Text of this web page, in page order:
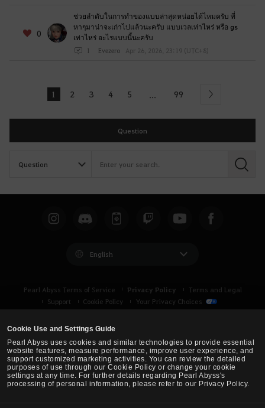
Cookie Use and Settings Guide
Pearl Abyss uses cookies and similar technologies to provide essential
website features, measure performance, improve user experience, and
support customized marketing activities. You can review the detailed
purposes of use through our Cookie Policy or change your cookie
settings at any time. For further details regarding Pearl Abyss's
processing of personal information, please refer to our Privacy Policy.
0
ช่วยลำดับในการทำของแบบล่าสุดหน่อยได้ไหมครับ ที่
หาๆมาน่าจะเก่าไปแล้วนะครับ แบบเวลเท่าไหร่ หรือ gs
เท่าไหร่ อะไรแบบนี้นะครับ
1 Evezero Apr 26, 2026, 23:19 (UTC+8)
1 2 3 4 5 ... 99 Next
Question
S
a
English
Pearl Abyss Terms of Service Privacy Policy
Terms and Legal
Support
Cookie Policy Your Privacy Choices